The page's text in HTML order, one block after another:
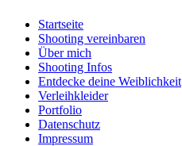
Startseite
Shooting vereinbaren
Über mich
Shooting Infos
Entdecke deine Weiblichkeit
Verleihkleider
Portfolio
Datenschutz
Impressum